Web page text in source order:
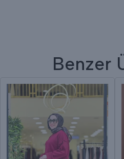
Benzer